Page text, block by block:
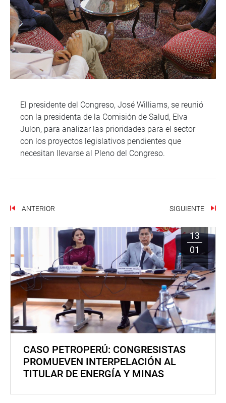
El presidente del Congreso, José Williams, se reunió
con la presidenta de la Comisión de Salud, Elva
Julon, para analizar las prioridades para el sector
con los proyectos legislativos pendientes que
necesitan llevarse al Pleno del Congreso.
ANTERIOR SIGUIENTE
13
01
CASO PETROPERÚ: CONGRESISTAS
PROMUEVEN INTERPELACIÓN AL
TITULAR DE ENERGÍA Y MINAS